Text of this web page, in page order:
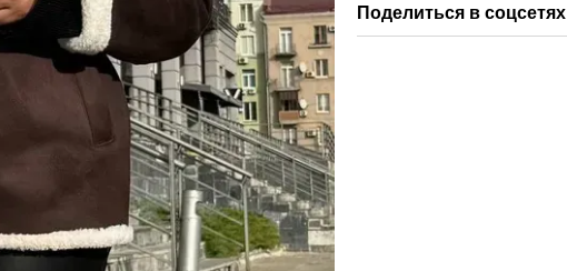
Поделиться в соцсетях